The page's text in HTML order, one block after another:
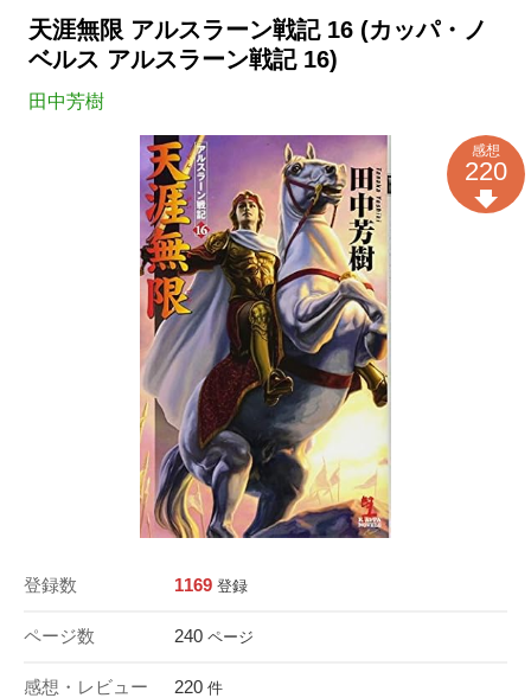
天涯無限 アルスラーン戦記 16 (カッパ・ノ
ベルス アルスラーン戦記 16)
田中芳樹
登録数 1169 登録
ページ数 240 ページ
感想・レビュー 220 件
感想
220